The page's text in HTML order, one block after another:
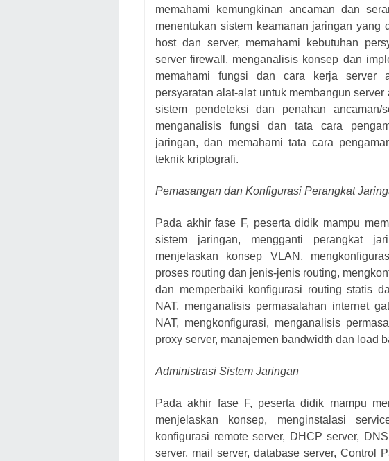
memahami kemungkinan ancaman dan
menentukan sistem keamanan jaringan yang
host dan server, memahami kebutuhan
server firewall, menganalisis konsep dan
memahami fungsi dan cara kerja server
persyaratan alat-alat untuk membangun
sistem pendeteksi dan penahan
menganalisis fungsi dan tata cara
jaringan, dan memahami tata cara
teknik kriptografi.
Pemasangan dan Konfigurasi Perangkat
Pada akhir fase F, peserta didik mampu
sistem jaringan, mengganti perangkat
menjelaskan konsep VLAN,
proses routing dan jenis-jenis routing,
dan memperbaiki konfigurasi routing statis
NAT, menganalisis permasalahan internet
NAT, mengkonfigurasi, menganalisis
proxy server, manajemen bandwidth dan load
Administrasi Sistem Jaringan
Pada akhir fase F, peserta didik mampu
menjelaskan konsep, menginstalasi
konfigurasi remote server, DHCP server,
server, mail server, database server, Control